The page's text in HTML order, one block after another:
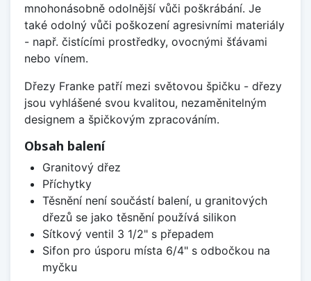
mnohonásobně odolnější vůči poškrábání. Je
také odolný vůči poškození agresivními materiály
- např. čistícími prostředky, ovocnými šťávami
nebo vínem.
Dřezy Franke patří mezi světovou špičku - dřezy
jsou vyhlášené svou kvalitou, nezaměnitelným
designem a špičkovým zpracováním.
Obsah balení
Granitový dřez
Příchytky
Těsnění není součástí balení, u granitových
dřezů se jako těsnění používá silikon
Sítkový ventil 3 1/2" s přepadem
Sifon pro úsporu místa 6/4" s odbočkou na
myčku